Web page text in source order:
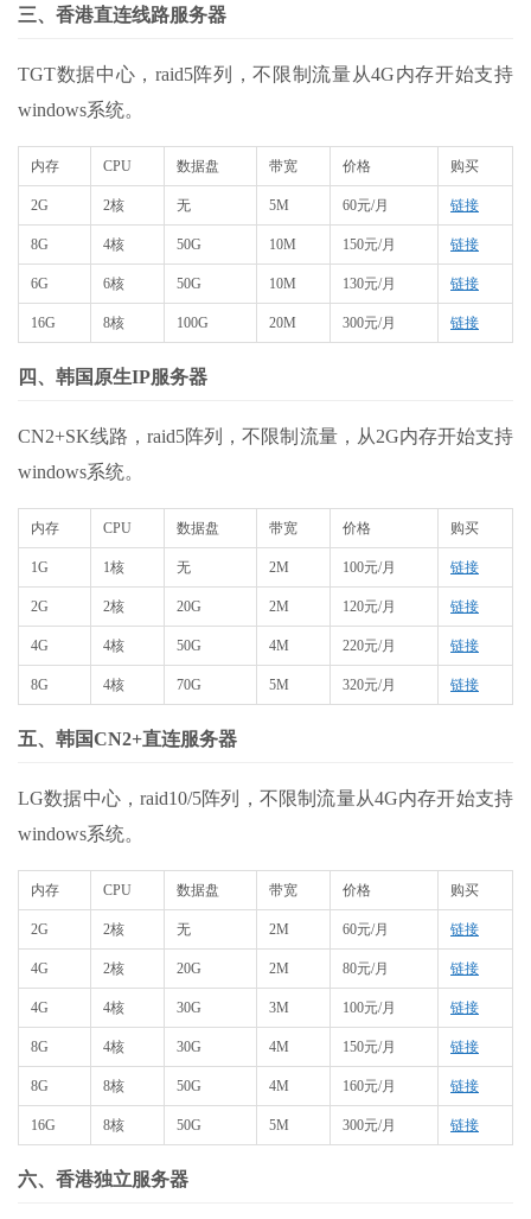
三、香港直连线路服务器
TGT数据中心，raid5阵列，不限制流量从4G内存开始支持
windows系统。
内存 CPU 数据盘 带宽 价格 购买
2G 2核 无 5M 60元/月 链接
8G 4核 50G 10M 150元/月 链接
6G 6核 50G 10M 130元/月 链接
16G 8核 100G 20M 300元/月 链接
四、韩国原生IP服务器
CN2+SK线路，raid5阵列，不限制流量，从2G内存开始支持
windows系统。
内存 CPU 数据盘 带宽 价格 购买
1G 1核 无 2M 100元/月 链接
2G 2核 20G 2M 120元/月 链接
4G 4核 50G 4M 220元/月 链接
8G 4核 70G 5M 320元/月 链接
五、韩国CN2+直连服务器
LG数据中心，raid10/5阵列，不限制流量从4G内存开始支持
windows系统。
内存 CPU 数据盘 带宽 价格 购买
2G 2核 无 2M 60元/月 链接
4G 2核 20G 2M 80元/月 链接
4G 4核 30G 3M 100元/月 链接
8G 4核 30G 4M 150元/月 链接
8G 8核 50G 4M 160元/月 链接
16G 8核 50G 5M 300元/月 链接
六、香港独立服务器